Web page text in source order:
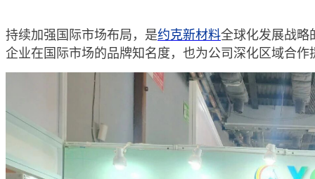
持续加强国际市场布局，是约克新材料全球化发展战略
企业在国际市场的品牌知名度，也为公司深化区域合作